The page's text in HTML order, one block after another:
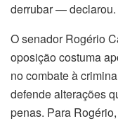
derrubar — declarou.
O senador Rogério
oposição costuma
no combate à
defende alterações
penas. Para